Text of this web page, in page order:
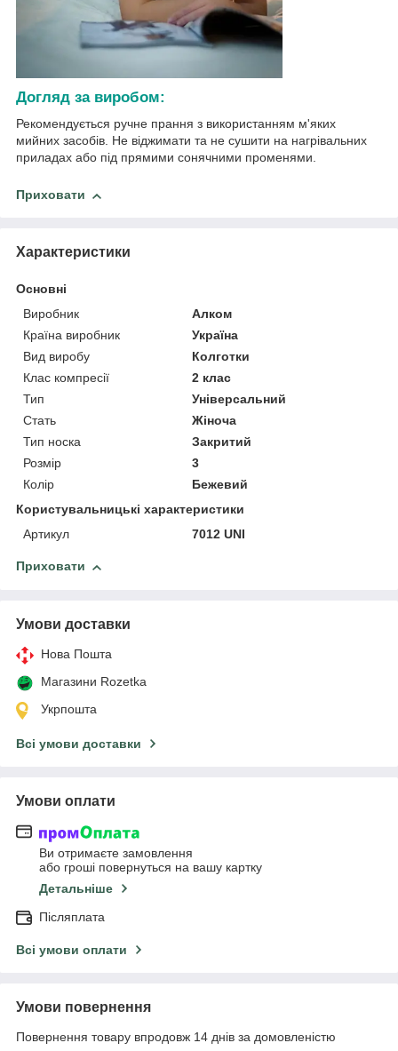
Догляд за виробом:
Рекомендується ручне прання з використанням м'яких
мийних засобів. Не віджимати та не сушити на нагрівальних
приладах або під прямими сонячними променями.
Приховати
Характеристики
Основні
Виробник
Алком
Країна виробник
Україна
Вид виробу
Колготки
Клас компресії
2 клас
Тип
Універсальний
Стать
Жіноча
Тип носка
Закритий
Розмір
3
Колір
Бежевий
Користувальницькі характеристики
Артикул
7012 UNI
Приховати
Умови доставки
Нова Пошта
Магазини Rozetka
Укрпошта
Всі умови доставки
Умови оплати
Ви отримаєте замовлення
або гроші повернуться на вашу картку
Детальніше
Післяплата
Всі умови оплати
Умови повернення
Повернення товару впродовж 14 днів за домовленістю